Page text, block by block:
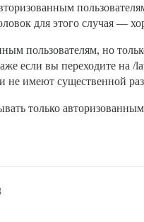
для этого случая —
пользователям, но
если вы переходите на /
не имеют существенной
только